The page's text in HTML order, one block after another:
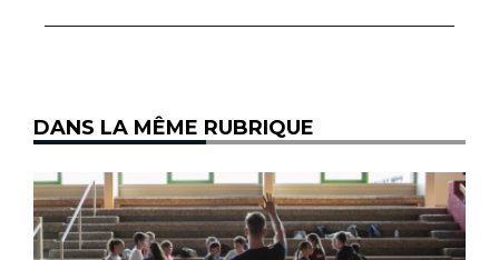
DANS LA MÊME RUBRIQUE